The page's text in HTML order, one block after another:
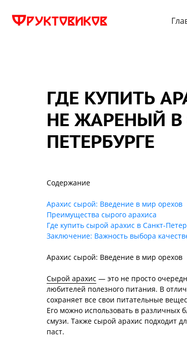
ГДЕ КУПИТЬ
НЕ ЖАРЕНЫЙ В
ПЕТЕРБУРГЕ
Содержание
Арахис сырой: Введение в мир орехов
Преимущества сырого арахиса
Где купить сырой арахис в Санкт-
Заключение: Важность выбора
Арахис сырой: Введение в мир орехов
Сырой арахис — это не просто
любителей полезного питания. В
сохраняет все свои питательные
Его можно использовать в различных
смузи. Также сырой арахис подходит
паст.